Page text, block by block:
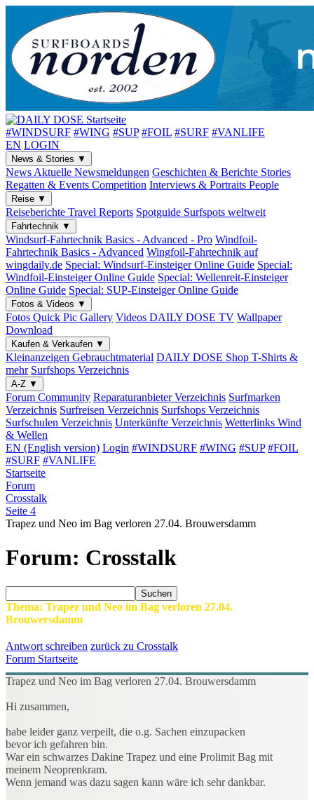
#WINDSURF #WING #SUP #FOIL #SURF #VANLIFE
EN LOGIN
News & Stories ▼
News Aktuelle Newsmeldungen Geschichten & Berichte Stories
Regatten & Events Competition Interviews & Portraits People
Reise ▼
Reiseberichte Travel Reports Spotguide Surfspots weltweit
Fahrtechnik ▼
Windsurf-Fahrtechnik Basics - Advanced - Pro Windfoil-
Fahrtechnik Basics - Advanced Wingfoil-Fahrtechnik auf
wingdaily.de Special: Windsurf-EinsteigerOnline Guide Special:
Windfoil-EinsteigerOnline Guide Special: Wellenreit-Einsteiger
Online Guide Special: SUP-EinsteigerOnline Guide
Fotos & Videos ▼
Fotos Quick Pic Gallery Videos DAILY DOSE TV Wallpaper
Download
Kaufen & Verkaufen ▼
Kleinanzeigen Gebrauchtmaterial DAILY DOSE Shop T-Shirts &
mehr Surfshops Verzeichnis
A-Z ▼
Forum Community ReparaturanbieterVerzeichnis Surfmarken
Verzeichnis Surfreisen Verzeichnis Surfshops Verzeichnis
Surfschulen Verzeichnis Unterkünfte Verzeichnis Wetterlinks Wind
& Wellen
EN (English version) Login #WINDSURF #WING #SUP #FOIL
#SURF #VANLIFE
Startseite
Forum
Crosstalk
Seite 4
Trapez und Neo im Bag verloren 27.04. Brouwersdamm
Forum: Crosstalk
Suchen
Thema: Trapez und Neo im Bag verloren 27.04.
Brouwersdamm
Antwort schreiben zurück zu Crosstalk
Forum Startseite
Trapez und Neo im Bag verloren 27.04. Brouwersdamm
Hi zusammen,
habe leider ganz verpeilt, die o.g. Sachen einzupacken
bevor ich gefahren bin.
War ein schwarzes Dakine Trapez und eine Prolimit Bag mit
meinem Neoprenkram.
Wenn jemand was dazu sagen kann wäre ich sehr dankbar.